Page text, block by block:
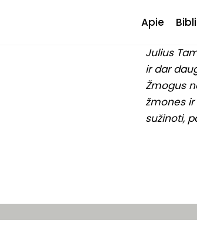
Apie
Julius
ir dar
Žmogus
žmones
sužinoti,